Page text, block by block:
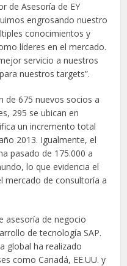
de Asesoría de EY
engrosando nuestro
conocimientos y
líderes en el mercado.
servicio a nuestros
nuestros targets”.
de 675 nuevos socios a
295 se ubican en
un incremento total
2013. Igualmente, el
pasado de 175.000 a
lo que evidencia el
mercado de consultoría a
asesoría de negocio
de tecnología SAP.
global ha realizado
como Canadá, EE.UU. y